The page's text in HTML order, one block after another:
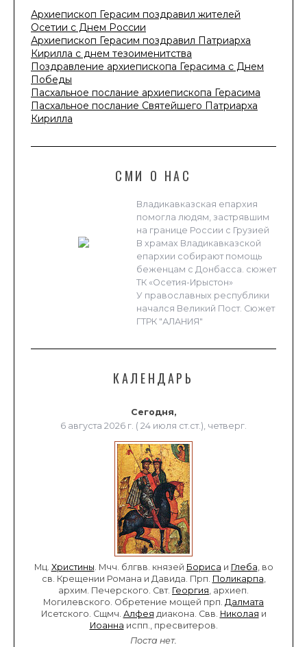
Архиепископ Герасим поздравил жителей
Осетии с Днем России
Архиепископ Герасим поздравил Патриарха
Кирилла с днем тезоименитства
Поздравление архиепископа Герасима с Днем
Победы
Пасхальное послание архиепископа Герасима
Пасхальное послание Святейшего Патриарха
Кирилла
СМИ О НАС
Владикавказская епархия
помогла людям, застрявшим
на границе России с Грузией
В храмах Владикавказской
епархии собирают помощь
беженцам с Донбасса. сюжет
ТК «Осетия-Ирыстон»
У православных республики
начался Великий Пост. Сюжет
ГТРК "АЛАНИЯ"
КАЛЕНДАРЬ
Сегодня,
6 августа 2026 г. ( 24 июля ст.ст.), четверг.
Мц. Христины. Мчч. блгвв. князей Бориса и Глеба, во
св. Крещении Романа и Давида. Прп. Поликарпа,
архим. Печерского. Свт. Георгия, архиеп.
Могилевского. Обретение мощей прп. Далмата
Исетского. Сщмч. Алфея диакона. Свв. Николая и
Иоанна испп., пресвитеров.
Поста нет.